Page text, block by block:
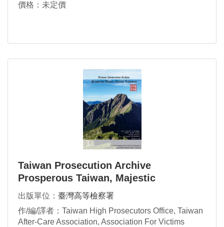
價格：未定價
Taiwan Prosecution Archive
Prosperous Taiwan, Majestic
Legitimacy Volume B
出版單位： 臺灣高等檢察署
作/編/譯者：Taiwan High Prosecutors Office, Taiwan
After-Care Association, Association For Victims